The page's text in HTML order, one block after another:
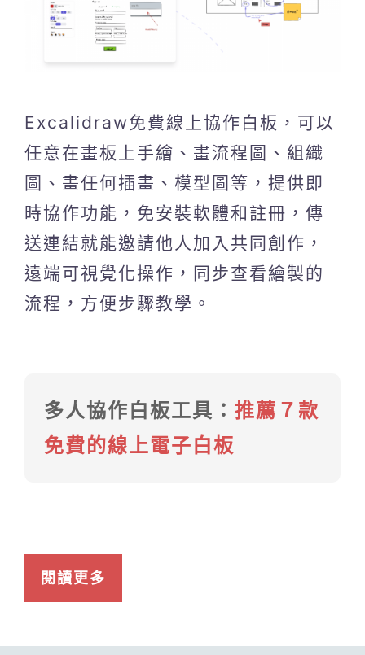
Excalidraw免費線上協作白板，可以
任意在畫板上手繪、畫流程圖、組織
圖、畫任何插畫、模型圖等，提供即
時協作功能，免安裝軟體和註冊，傳
送連結就能邀請他人加入共同創作，
遠端可視覺化操作，同步查看繪製的
流程，方便步驟教學。
多人協作白板工具： 推薦７款
免費的線上電子白板
閱讀更多